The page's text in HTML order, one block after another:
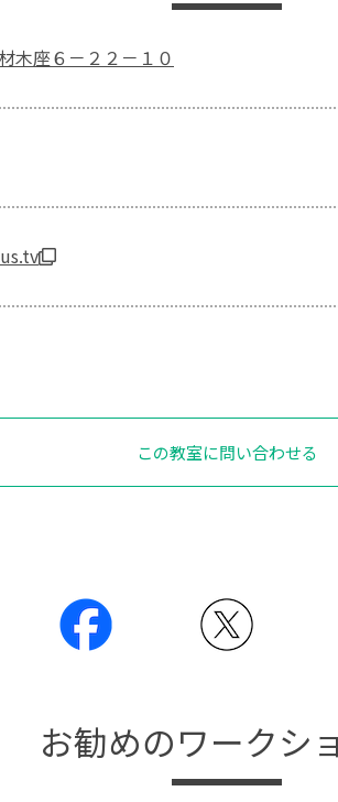
木座６－２２－１０
この教室に問い合わせる
お勧めのワークシ